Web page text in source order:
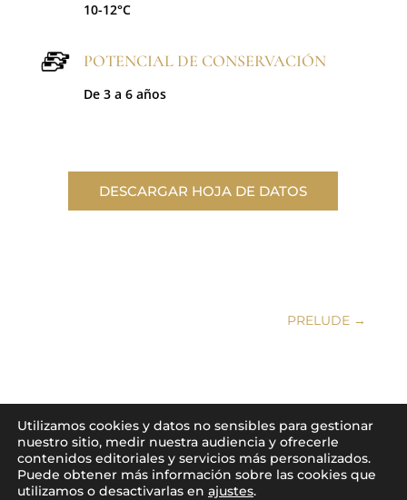
10-12°C
POTENCIAL DE CONSERVACIÓN
De 3 a 6 años
DESCARGAR HOJA DE DATOS
PRELUDE →
2026© Domaine de Montahuc I Saint-Jean-de-Minervois,
Utilizamos cookies y datos no sensibles para gestionar
nuestro sitio, medir nuestra audiencia y ofrecerle
contenidos editoriales y servicios más personalizados.
Puede obtener más información sobre las cookies que
utilizamos o desactivarlas en ajustes.